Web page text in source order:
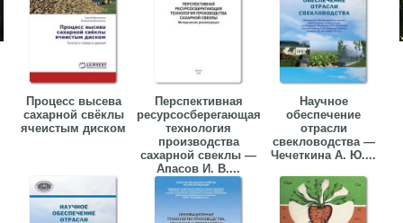
Процесс высева
сахарной свёклы
ячеистым диском
Перспективная
ресурсосберегающая
технология
производства
сахарной свеклы —
Апасов И. В....
Научное
обеспечение
отрасли
свекловодства —
Чечеткина А. Ю....